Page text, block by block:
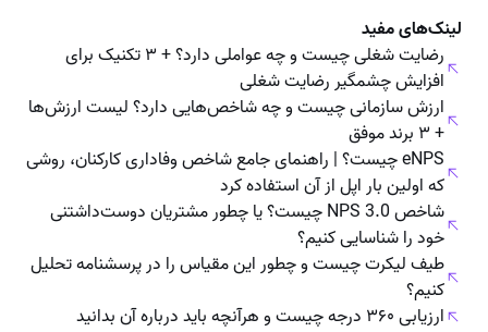
لینک‌های مفید
رضایت شغلی چیست و چه عواملی دارد؟ + ۳ تکنیک برای
افزایش چشمگیر رضایت شغلی
ارزش سازمانی چیست و چه شاخص‌هایی دارد؟ لیست ارزش‌ها
+ ۳ برند موفق
eNPS چیست؟ | راهنمای جامع شاخص وفاداری کارکنان، روشی
که اولین بار اپل از آن استفاده کرد
شاخص NPS 3.0 چیست؟ یا چطور مشتریان دوست‌داشتنی
خود را شناسایی کنیم؟
طیف لیکرت چیست و چطور این مقیاس را در پرسشنامه تحلیل
کنیم؟
ارزیابی ۳۶۰ درجه چیست و هرآنچه باید درباره‌ آن بدانید